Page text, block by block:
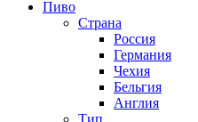
Пиво
Страна
Россия
Германия
Чехия
Бельгия
Англия
Тип